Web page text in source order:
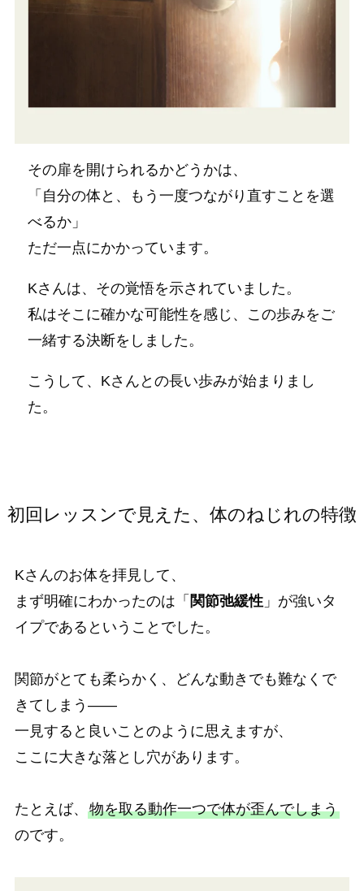
その扉を開けられるかどうかは、
「自分の体と、もう一度つながり直すことを選
べるか」
ただ一点にかかっています。
Kさんは、その覚悟を示されていました。
私はそこに確かな可能性を感じ、この歩みをご
一緒する決断をしました。
こうして、Kさんとの長い歩みが始まりまし
た。
初回レッスンで見えた、体のねじれの特徴
Kさんのお体を拝見して、
まず明確にわかったのは「 関節弛緩性」が強いタ
イプであるということでした。
関節がとても柔らかく、どんな動きでも難なくで
きてしまう――
一見すると良いことのように思えますが、
ここに大きな落とし穴があります。
たとえば、 物を取る動作一つで体が歪んでしまう
のです。